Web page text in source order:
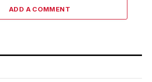
ADD A COMMENT